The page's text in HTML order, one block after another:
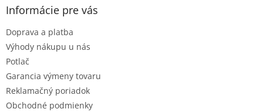
Informácie pre vás
Doprava a platba
Výhody nákupu u nás
Potlač
Garancia výmeny tovaru
Reklamačný poriadok
Obchodné podmienky